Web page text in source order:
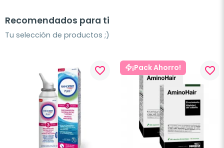
Recomendados para ti
Tu selección de productos ;)
favorite_border ¡Pack Ahorro! favorite_border